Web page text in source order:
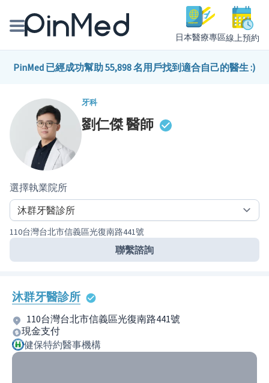
日本醫療專區線上預約
線上預約醫師、院所
醫師專欄專訪
健康主題館
PinMed 已經成功幫助 55,898 名用戶找到適合自己的醫生 :)
牙科
劉仁傑醫師
選擇執業院所
110台灣台北市信義區光復南路441號
聯繫諮詢
沐群牙醫診所
110台灣台北市信義區光復南路441號
現金支付
健保特約醫事機構